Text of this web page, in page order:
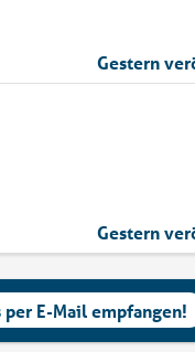
Gestern
Gestern
per E-Mail empfangen!